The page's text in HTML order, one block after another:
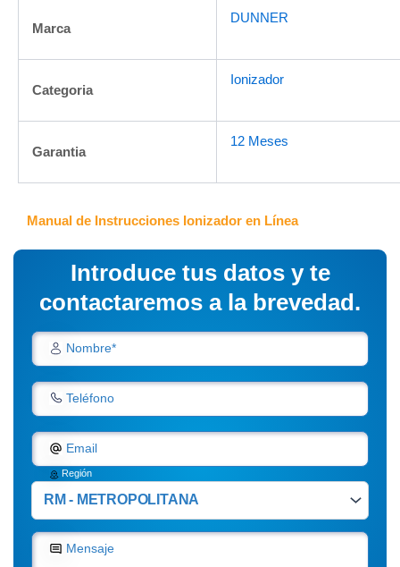
Marca
DUNNER
Categoria
Ionizador
Garantia
12 Meses
Manual de Instrucciones Ionizador en Línea
Introduce tus datos y te
contactaremos a la brevedad.
Nombre*
Teléfono
Email
Región
Mensaje